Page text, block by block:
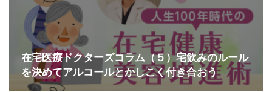
在宅医療ドクターズコラム（５）宅飲みのルール
を決めてアルコールとかしこく付き合おう